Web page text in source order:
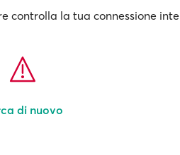
controlla la tua connessione
di nuovo